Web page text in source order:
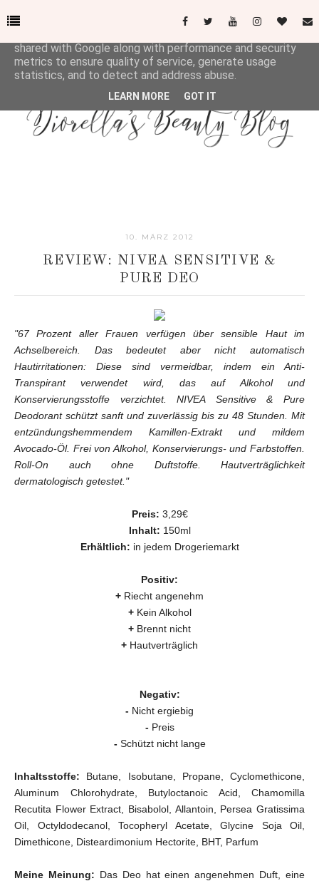
10. MÄRZ 2012
REVIEW: NIVEA SENSITIVE &
PURE DEO
"67 Prozent aller Frauen verfügen über sensible Haut im
Achselbereich. Das bedeutet aber nicht automatisch
Hautirritationen: Diese sind vermeidbar, indem ein Anti-
Transpirant verwendet wird, das auf Alkohol und
Konservierungsstoffe verzichtet.NIVEA Sensitive & Pure
Deodorant schützt sanft und zuverlässig bis zu 48 Stunden. Mit
entzündungshemmendem Kamillen-Extrakt und mildem
Avocado-Öl. Frei von Alkohol, Konservierungs- und Farbstoffen.
Roll-On auch ohne Duftstoffe. Hautverträglichkeit
dermatologisch getestet."
Preis: 3,29€
Inhalt: 150ml
Erhältlich: in jedem Drogeriemarkt
Positiv:
+ Riecht angenehm
+Kein Alkohol
+ Brennt nicht
+ Hautverträglich
Negativ:
- Nicht ergiebig
-Preis
- Schützt nicht lange
Inhaltsstoffe:
Butane, Isobutane, Propane, Cyclomethicone,
Aluminum Chlorohydrate, Butyloctanoic Acid, Chamomilla
Recutita Flower Extract, Bisabolol, Allantoin, Persea Gratissima
Oil, Octyldodecanol, Tocopheryl Acetate, Glycine Soja Oil,
Dimethicone, Disteardimonium Hectorite, BHT, Parfum
Meine Meinung: Das Deo hat einen angenehmen Duft, eine
This site uses cookies from Google to deliver its services
shared with Google along with performance and security
metrics to ensure quality of service, generate usage
statistics, and to detect and address abuse.
LEARN MORE GOT IT